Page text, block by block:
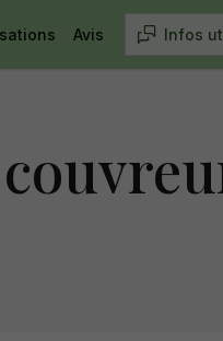
Avis Infos